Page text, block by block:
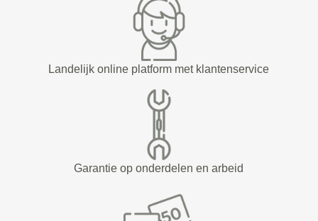
Landelijk online platform met klantenservice
Garantie op onderdelen en arbeid